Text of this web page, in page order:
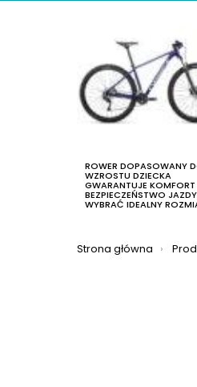
ROWER DOPASOWANY
WZROSTU DZIECKA
GWARANTUJE KOMFORT
BEZPIECZEŃSTWO
WYBRAĆ IDEALNY
Jesteś tutaj:
Strona główna